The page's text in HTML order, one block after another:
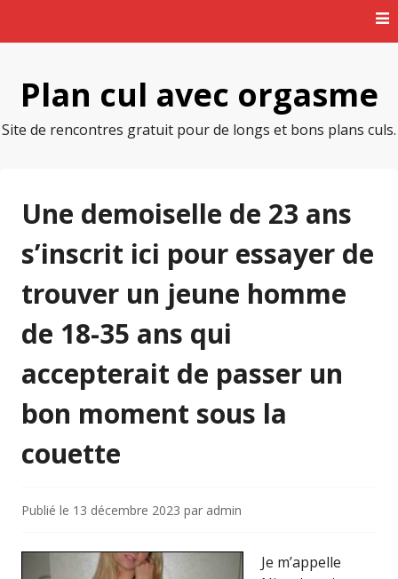
Plan cul avec orgasme
Site de rencontres gratuit pour de longs et bons plans culs.
Une demoiselle de 23 ans
s’inscrit ici pour essayer de
trouver un jeune homme
de 18-35 ans qui
accepterait de passer un
bon moment sous la
couette
Publié le 13 décembre 2023 par admin
Je m’appelle